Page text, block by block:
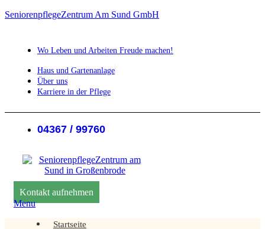
SeniorenpflegeZentrum Am Sund GmbH
Wo Leben und Arbeiten Freude machen!
Haus und Gartenanlage
Über uns
Karriere in der Pflege
04367 / 99760
Kontakt aufnehmen
Menu
Startseite